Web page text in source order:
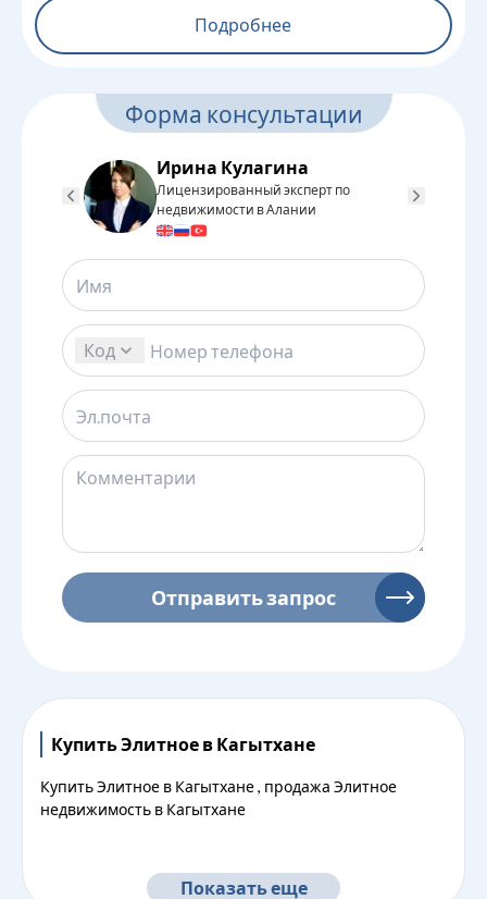
Подробнее
Форма консультации
Ирина Кулагина
Лицензированный эксперт по
недвижимости в Алании
Код
Отправить запрос
Купить Элитное в Кагытхане
Купить Элитное в Кагытхане , продажа Элитное
недвижимость в Кагытхане
Показать еще